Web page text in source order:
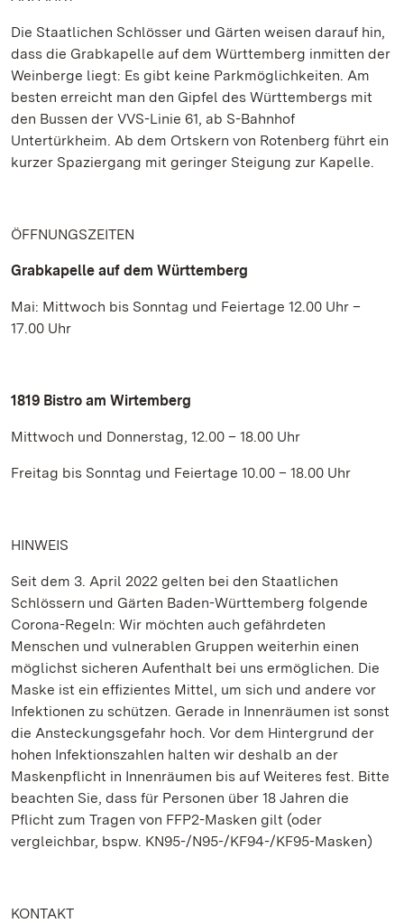
Die Staatlichen Schlösser und Gärten weisen darauf hin,
dass die Grabkapelle auf dem Württemberg inmitten der
Weinberge liegt: Es gibt keine Parkmöglichkeiten. Am
besten erreicht man den Gipfel des Württembergs mit
den Bussen der VVS-Linie 61, ab S-Bahnhof
Untertürkheim. Ab dem Ortskern von Rotenberg führt ein
kurzer Spaziergang mit geringer Steigung zur Kapelle.
ÖFFNUNGSZEITEN
Grabkapelle auf dem Württemberg
Mai: Mittwoch bis Sonntag und Feiertage 12.00 Uhr –
17.00 Uhr
1819 Bistro am Wirtemberg
Mittwoch und Donnerstag, 12.00 – 18.00 Uhr
Freitag bis Sonntag und Feiertage 10.00 – 18.00 Uhr
HINWEIS
Seit dem 3. April 2022 gelten bei den Staatlichen
Schlössern und Gärten Baden-Württemberg folgende
Corona-Regeln: Wir möchten auch gefährdeten
Menschen und vulnerablen Gruppen weiterhin einen
möglichst sicheren Aufenthalt bei uns ermöglichen. Die
Maske ist ein effizientes Mittel, um sich und andere vor
Infektionen zu schützen. Gerade in Innenräumen ist sonst
die Ansteckungsgefahr hoch. Vor dem Hintergrund der
hohen Infektionszahlen halten wir deshalb an der
Maskenpflicht in Innenräumen bis auf Weiteres fest. Bitte
beachten Sie, dass für Personen über 18 Jahren die
Pflicht zum Tragen von FFP2-Masken gilt (oder
vergleichbar, bspw. KN95-/N95-/KF94-/KF95-Masken)
KONTAKT